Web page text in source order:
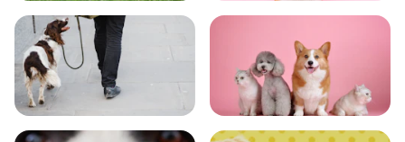
トレーニング グッズ
おでかけ 図鑑